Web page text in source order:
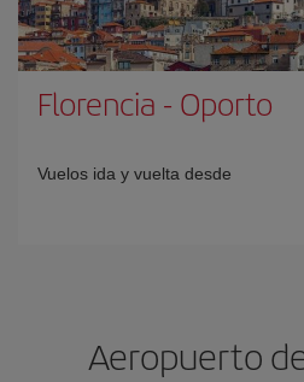
Florencia - Oporto
Vuelos ida y vuelta desde
Aeropuerto